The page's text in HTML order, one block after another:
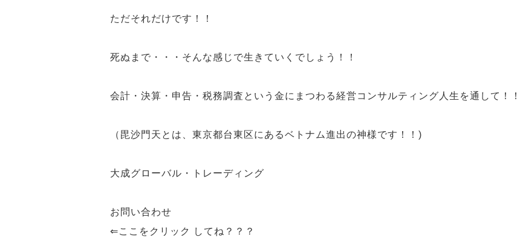
ただそれだけです！！
死ぬまで・・・そんな感じで生きていくでしょう！！
会計・決算・申告・税務調査という 金にまつわる経営コンサルティング人生を通して！！
（毘沙門天とは、東京都台東区にあるベトナム進出の神様です！！)
大成グローバル・トレーディング
お問い合わせ
⇐ここをクリック してね？？？